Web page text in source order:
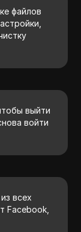
файлов
выйти
войти
всех
Facebook,